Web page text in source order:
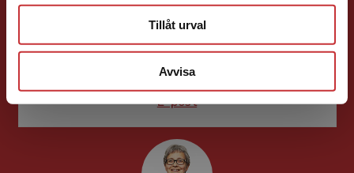
Tillåt urval
Avvisa
Förläggare
Samhällsvetenskap och humaniora, Språk
046-31 21 46
E-post